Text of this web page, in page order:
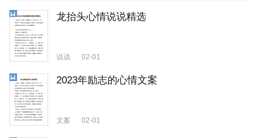
龙抬头心情说说精选
说说 02-01
2023年励志的心情文案
文案 02-01